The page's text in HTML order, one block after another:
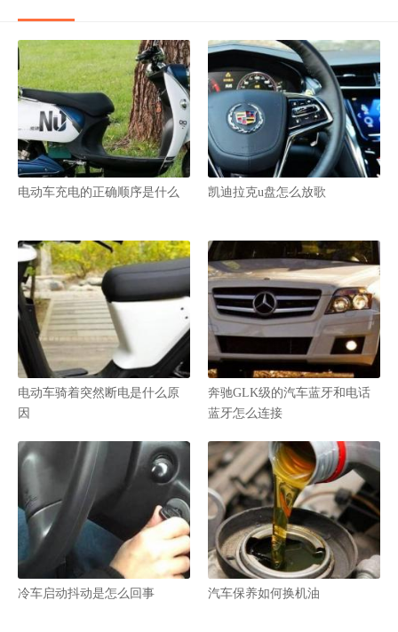
电动车充电的正确顺序是什么 凯迪拉克u盘怎么放歌
电动车骑着突然断电是什么原
因
奔驰GLK级的汽车蓝牙和电话
蓝牙怎么连接
冷车启动抖动是怎么回事 汽车保养如何换机油